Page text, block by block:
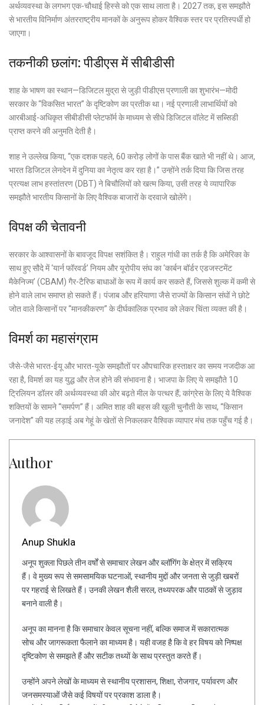
अर्थव्यवस्था के लगभग एक-चौथाई हिस्से को एक साथ लाता है। 2027 तक, इस समझौते
से भारतीय विनिर्माण अंतरराष्ट्रीय मानकों के अनुरूप होकर वैश्विक स्तर पर प्रतिस्पर्धी हो
जाएगा।
तकनीकी छलांग: पीडीएस में सीबीडीसी
शाह के भाषण का स्थान—डिजिटल मुद्रा से जुड़ी पीडीएस प्रणाली का शुभारंभ—मोदी
सरकार के “विकसित भारत” के दृष्टिकोण का प्रतीक था। नई प्रणाली लाभार्थियों को
आरबीआई-अधिकृत सीबीडीसी प्लेटफॉर्म के माध्यम से सीधे डिजिटल वॉलेट में सब्सिडी
प्राप्त करने की अनुमति देती है।
शाह ने उल्लेख किया, “एक दशक पहले, 60 करोड़ लोगों के पास बैंक खाते भी नहीं थे। आज,
भारत डिजिटल लेनदेन में दुनिया का नेतृत्व कर रहा है।” उन्होंने तर्क दिया कि जिस तरह
प्रत्यक्ष लाभ हस्तांतरण (DBT) ने बिचौलियों को खत्म किया, उसी तरह ये व्यापारिक
समझौते भारतीय किसानों के लिए वैश्विक बाजारों के दरवाजे खोलेंगे।
विपक्ष की चेतावनी
सरकार के आश्वासनों के बावजूद विपक्ष सशंकित है। राहुल गांधी का तर्क है कि अमेरिका के
साथ हुए सौदे में ‘यार्न फॉरवर्ड’ नियम और यूरोपीय संघ का ‘कार्बन बॉर्डर एडजस्टमेंट
मैकेनिज्म’ (CBAM) गैर-टैरिफ बाधाओं के रूप में कार्य कर सकते हैं, जिससे शुल्क में कमी से
होने वाले लाभ समाप्त हो सकते हैं। पंजाब और हरियाणा जैसे राज्यों के किसान संघों ने छोटे
जोत वाले किसानों पर “मानकीकरण” के दीर्घकालिक प्रभाव को लेकर चिंता व्यक्त की है।
विमर्श का महासंग्राम
जैसे-जैसे भारत-ईयू और भारत-यूके समझौतों पर औपचारिक हस्ताक्षर का समय नजदीक आ
रहा है, विमर्श का यह युद्ध और तेज होने की संभावना है। भाजपा के लिए ये समझौते 10
ट्रिलियन डॉलर की अर्थव्यवस्था की ओर बढ़ते मील के पत्थर हैं; कांग्रेस के लिए ये वैश्विक
शक्तियों के सामने “समर्पण” हैं। अमित शाह की बहस की खुली चुनौती के साथ, “किसान
जनादेश” की यह लड़ाई अब गेहूं के खेतों से निकलकर वैश्विक व्यापार मंच तक पहुँच गई है।
Author
Anup Shukla
अनूप शुक्ला पिछले तीन वर्षों से समाचार लेखन और ब्लॉगिंग के क्षेत्र में सक्रिय
हैं। वे मुख्य रूप से समसामयिक घटनाओं, स्थानीय मुद्दों और जनता से जुड़ी खबरों
पर गहराई से लिखते हैं। उनकी लेखन शैली सरल, तथ्यपरक और पाठकों से जुड़ाव
बनाने वाली है।
अनूप का मानना है कि समाचार केवल सूचना नहीं, बल्कि समाज में सकारात्मक
सोच और जागरूकता फैलाने का माध्यम है। यही वजह है कि वे हर विषय को निष्पक्ष
दृष्टिकोण से समझते हैं और सटीक तथ्यों के साथ प्रस्तुत करते हैं।
उन्होंने अपने लेखों के माध्यम से स्थानीय प्रशासन, शिक्षा, रोजगार, पर्यावरण और
जनसमस्याओं जैसे कई विषयों पर प्रकाश डाला है।